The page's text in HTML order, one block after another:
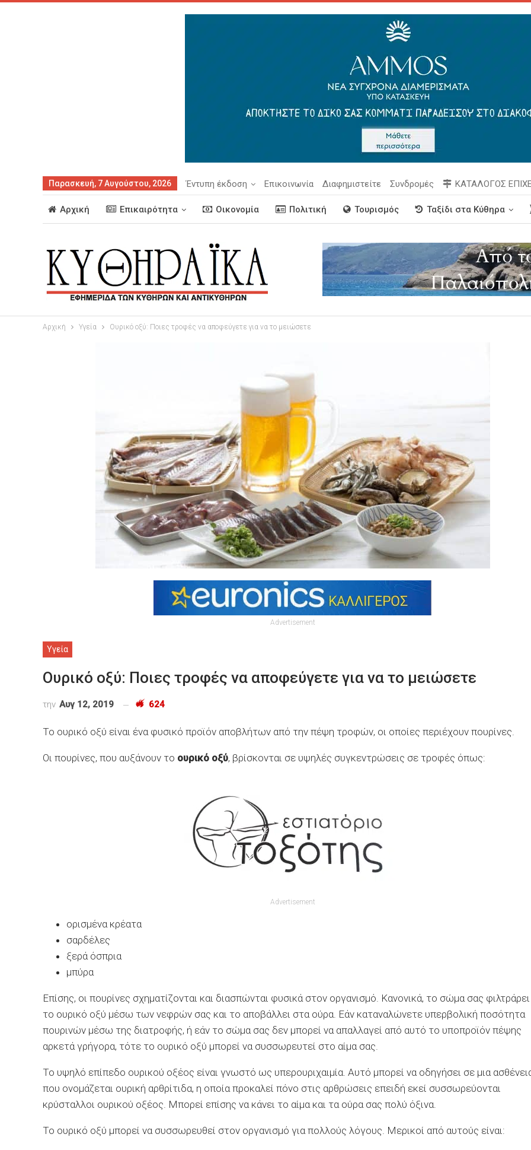
Παρασκευή, 7 Αυγούστου, 2026 Έντυπη έκδοση Επικοινωνία Διαφημιστείτε Συνδρομές ΚΑΤΑΛΟΓΟΣ
Αρχική Επικαιρότητα Οικονομία Πολιτική Τουρισμός Ταξίδι στα Κύθηρα
Αρχική Υγεία Ουρικό οξύ: Ποιες τροφές να αποφεύγετε για να το μειώσετε
Advertisement
Υγεία
Ουρικό οξύ: Ποιες τροφές να αποφεύγετε για να το μειώσετε
την Αυγ 12, 2019 624
Το ουρικό οξύ είναι ένα φυσικό προϊόν αποβλήτων από την πέψη τροφών, οι οποίες περιέχουν πουρίνες.
Οι πουρίνες, που αυξάνουν το ουρικό οξύ, βρίσκονται σε υψηλές συγκεντρώσεις σε τροφές όπως:
Advertisement
ορισμένα κρέατα
σαρδέλες
ξερά όσπρια
μπύρα
Επίσης, οι πουρίνες σχηματίζονται και διασπώνται φυσικά στον οργανισμό. Κανονικά, το σώμα σας φιλτράρει
το ουρικό οξύ μέσω των νεφρών σας και το αποβάλλει στα ούρα. Εάν καταναλώνετε υπερβολική ποσότητα
πουρινών μέσω της διατροφής, ή εάν το σώμα σας δεν μπορεί να απαλλαγεί από αυτό το υποπροϊόν πέψης
αρκετά γρήγορα, τότε το ουρικό οξύ μπορεί να συσσωρευτεί στο αίμα σας.
Το υψηλό επίπεδο ουρικού οξέος είναι γνωστό ως υπερουριχαιμία. Αυτό μπορεί να οδηγήσει σε μια
που ονομάζεται ουρική αρθρίτιδα, η οποία προκαλεί πόνο στις αρθρώσεις επειδή εκεί συσσωρεύονται
κρύσταλλοι ουρικού οξέος. Μπορεί επίσης να κάνει το αίμα και τα ούρα σας πολύ όξινα.
Το ουρικό οξύ μπορεί να συσσωρευθεί στον οργανισμό για πολλούς λόγους. Μερικοί από αυτούς είναι: